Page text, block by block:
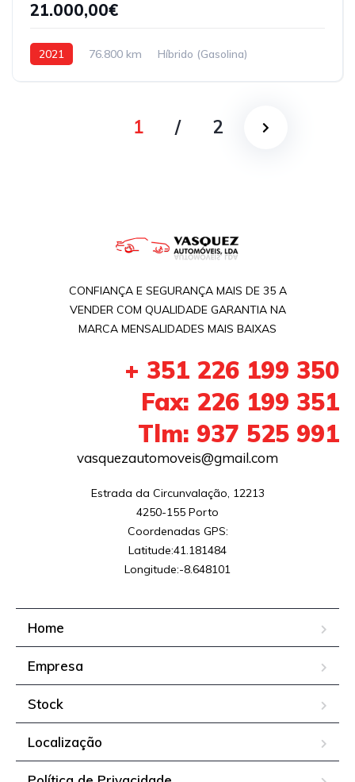
21.000,00€
2021 76.800 km
Híbrido (Gasolina)
1 / 2
CONFIANÇA E SEGURANÇA MAIS DE 35 A
VENDER COM QUALIDADE GARANTIA NA
MARCA MENSALIDADES MAIS BAIXAS
+ 351 226 199 350
Fax: 226 199 351
Tlm: 937 525 991
vasquezautomoveis@gmail.com
Estrada da Circunvalação, 12213
4250-155 Porto
Coordenadas GPS:
Latitude:41.181484
Longitude:-8.648101
Home
Empresa
Stock
Localização